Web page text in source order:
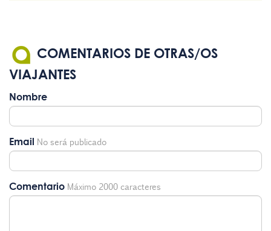
COMENTARIOS DE OTRAS/OS
VIAJANTES
Nombre
Email No será publicado
Comentario Máximo 2000 caracteres